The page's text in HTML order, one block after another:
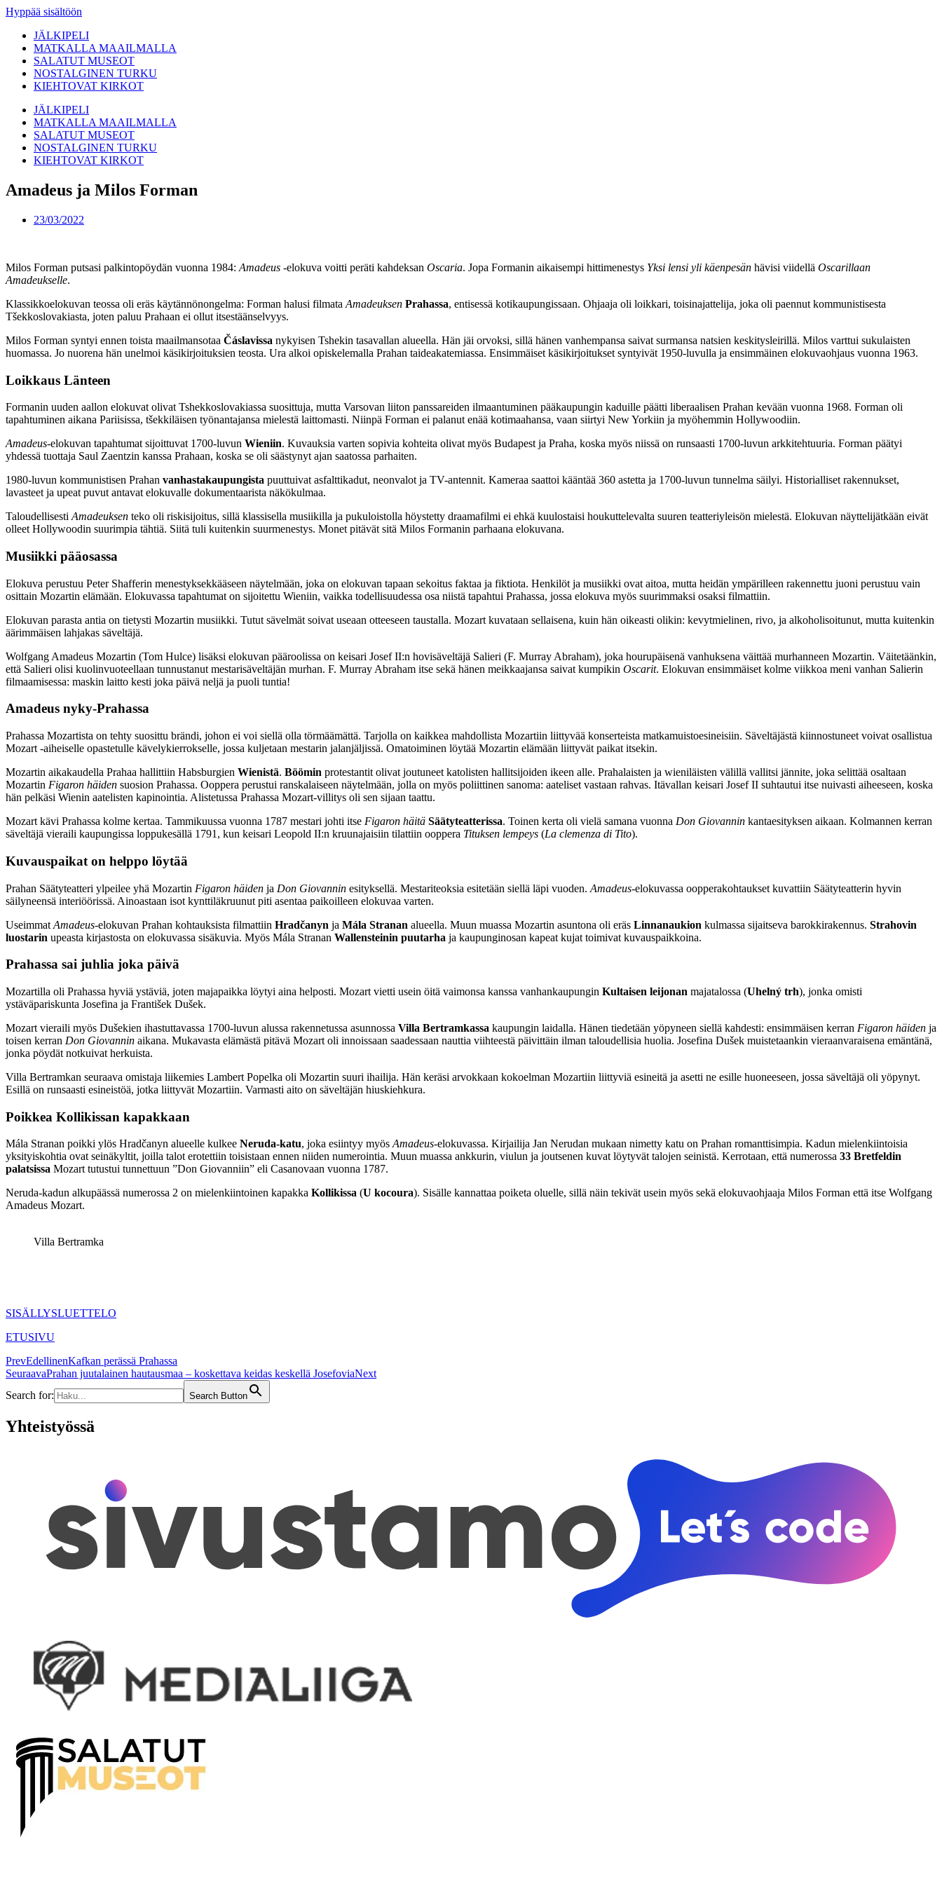
Hyppää sisältöön
JÄLKIPELI
MATKALLA MAAILMALLA
SALATUT MUSEOT
NOSTALGINEN TURKU
KIEHTOVAT KIRKOT
JÄLKIPELI
MATKALLA MAAILMALLA
SALATUT MUSEOT
NOSTALGINEN TURKU
KIEHTOVAT KIRKOT
Amadeus ja Milos Forman
23/03/2022
Milos Forman putsasi palkintopöydän vuonna 1984: Amadeus -elokuva voitti peräti kahdeksan Oscaria. Jopa Formanin aikaisempi hittimenestys Yksi lensi yli käenpesän hävisi viidellä Oscarillaan
Amadeukselle.
Klassikkoelokuvan teossa oli eräs käytännönongelma: Forman halusi filmata Amadeuksen Prahassa, entisessä kotikaupungissaan. Ohjaaja oli loikkari, toisinajattelija, joka oli paennut kommunistisesta
Tšekkoslovakiasta, joten paluu Prahaan ei ollut itsestäänselvyys.
Milos Forman syntyi ennen toista maailmansotaa Čáslavissa nykyisen Tshekin tasavallan alueella. Hän jäi orvoksi, sillä hänen vanhempansa saivat surmansa natsien keskitysleirillä. Milos varttui sukulaisten
huomassa. Jo nuorena hän unelmoi käsikirjoituksien teosta. Ura alkoi opiskelemalla Prahan taideakatemiassa. Ensimmäiset käsikirjoitukset syntyivät 1950-luvulla ja ensimmäinen elokuvaohjaus vuonna 1963.
Loikkaus Länteen
Formanin uuden aallon elokuvat olivat Tshekkoslovakiassa suosittuja, mutta Varsovan liiton panssareiden ilmaantuminen pääkaupungin kaduille päätti liberaalisen Prahan kevään vuonna 1968. Forman oli
tapahtuminen aikana Pariisissa, tšekkiläisen työnantajansa mielestä laittomasti. Niinpä Forman ei palanut enää kotimaahansa, vaan siirtyi New Yorkiin ja myöhemmin Hollywoodiin.
Amadeus-elokuvan tapahtumat sijoittuvat 1700-luvun Wieniin. Kuvauksia varten sopivia kohteita olivat myös Budapest ja Praha, koska myös niissä on runsaasti 1700-luvun arkkitehtuuria. Forman päätyi
yhdessä tuottaja Saul Zaentzin kanssa Prahaan, koska se oli säästynyt ajan saatossa parhaiten.
1980-luvun kommunistisen Prahan vanhastakaupungista puuttuivat asfalttikadut, neonvalot ja TV-antennit. Kameraa saattoi kääntää 360 astetta ja 1700-luvun tunnelma säilyi. Historialliset rakennukset,
lavasteet ja upeat puvut antavat elokuvalle dokumentaarista näkökulmaa.
Taloudellisesti Amadeuksen teko oli riskisijoitus, sillä klassisella musiikilla ja pukuloistolla höystetty draamafilmi ei ehkä kuulostaisi houkuttelevalta suuren teatteriyleisön mielestä. Elokuvan näyttelijätkään eivät
olleet Hollywoodin suurimpia tähtiä. Siitä tuli kuitenkin suurmenestys. Monet pitävät sitä Milos Formanin parhaana elokuvana.
Musiikki pääosassa
Elokuva perustuu Peter Shafferin menestyksekkääseen näytelmään, joka on elokuvan tapaan sekoitus faktaa ja fiktiota. Henkilöt ja musiikki ovat aitoa, mutta heidän ympärilleen rakennettu juoni perustuu vain
osittain Mozartin elämään. Elokuvassa tapahtumat on sijoitettu Wieniin, vaikka todellisuudessa osa niistä tapahtui Prahassa, jossa elokuva myös suurimmaksi osaksi filmattiin.
Elokuvan parasta antia on tietysti Mozartin musiikki. Tutut sävelmät soivat useaan otteeseen taustalla. Mozart kuvataan sellaisena, kuin hän oikeasti olikin: kevytmielinen, rivo, ja alkoholisoitunut, mutta kuitenkin
äärimmäisen lahjakas säveltäjä.
Wolfgang Amadeus Mozartin (Tom Hulce) lisäksi elokuvan pääroolissa on keisari Josef II:n hovisäveltäjä Salieri (F. Murray Abraham), joka hourupäisenä vanhuksena väittää murhanneen Mozartin. Väitetäänkin,
että Salieri olisi kuolinvuoteellaan tunnustanut mestarisäveltäjän murhan. F. Murray Abraham itse sekä hänen meikkaajansa saivat kumpikin Oscarit. Elokuvan ensimmäiset kolme viikkoa meni vanhan Salierin
filmaamisessa: maskin laitto kesti joka päivä neljä ja puoli tuntia!
Amadeus nyky-Prahassa
Prahassa Mozartista on tehty suosittu brändi, johon ei voi siellä olla törmäämättä. Tarjolla on kaikkea mahdollista Mozartiin liittyvää konserteista matkamuistoesineisiin. Säveltäjästä kiinnostuneet voivat osallistua
Mozart -aiheiselle opastetulle kävelykierrokselle, jossa kuljetaan mestarin jalanjäljissä. Omatoiminen löytää Mozartin elämään liittyvät paikat itsekin.
Mozartin aikakaudella Prahaa hallittiin Habsburgien Wienistä. Böömin protestantit olivat joutuneet katolisten hallitsijoiden ikeen alle. Prahalaisten ja wieniläisten välillä vallitsi jännite, joka selittää osaltaan
Mozartin Figaron häiden suosion Prahassa. Ooppera perustui ranskalaiseen näytelmään, jolla on myös poliittinen sanoma: aateliset vastaan rahvas. Itävallan keisari Josef II suhtautui itse nuivasti aiheeseen, koska
hän pelkäsi Wienin aatelisten kapinointia. Alistetussa Prahassa Mozart-villitys oli sen sijaan taattu.
Mozart kävi Prahassa kolme kertaa. Tammikuussa vuonna 1787 mestari johti itse Figaron häitä Säätyteatterissa. Toinen kerta oli vielä samana vuonna Don Giovannin kantaesityksen aikaan. Kolmannen kerran
säveltäjä vieraili kaupungissa loppukesällä 1791, kun keisari Leopold II:n kruunajaisiin tilattiin ooppera Tituksen lempeys (La clemenza di Tito).
Kuvauspaikat on helppo löytää
Prahan Säätyteatteri ylpeilee yhä Mozartin Figaron häiden ja Don Giovannin esityksellä. Mestariteoksia esitetään siellä läpi vuoden. Amadeus-elokuvassa oopperakohtaukset kuvattiin Säätyteatterin hyvin
säilyneensä interiöörissä. Ainoastaan isot kynttiläkruunut piti asentaa paikoilleen elokuvaa varten.
Useimmat Amadeus-elokuvan Prahan kohtauksista filmattiin Hradčanyn ja Mála Stranan alueella. Muun muassa Mozartin asuntona oli eräs Linnanaukion kulmassa sijaitseva barokkirakennus. Strahovin
luostarin upeasta kirjastosta on elokuvassa sisäkuvia. Myös Mála Stranan Wallensteinin puutarha ja kaupunginosan kapeat kujat toimivat kuvauspaikkoina.
Prahassa sai juhlia joka päivä
Mozartilla oli Prahassa hyviä ystäviä, joten majapaikka löytyi aina helposti. Mozart vietti usein öitä vaimonsa kanssa vanhankaupungin Kultaisen leijonan majatalossa (Uhelný trh), jonka omisti
ystäväpariskunta Josefina ja František Dušek.
Mozart vieraili myös Dušekien ihastuttavassa 1700-luvun alussa rakennetussa asunnossa Villa Bertramkassa kaupungin laidalla. Hänen tiedetään yöpyneen siellä kahdesti: ensimmäisen kerran Figaron häiden ja
toisen kerran Don Giovannin aikana. Mukavasta elämästä pitävä Mozart oli innoissaan saadessaan nauttia viihteestä päivittäin ilman taloudellisia huolia. Josefina Dušek muistetaankin vieraanvaraisena emäntänä,
jonka pöydät notkuivat herkuista.
Villa Bertramkan seuraava omistaja liikemies Lambert Popelka oli Mozartin suuri ihailija. Hän keräsi arvokkaan kokoelman Mozartiin liittyviä esineitä ja asetti ne esille huoneeseen, jossa säveltäjä oli yöpynyt.
Esillä on runsaasti esineistöä, jotka liittyvät Mozartiin. Varmasti aito on säveltäjän hiuskiehkura.
Poikkea Kollikissan kapakkaan
Mála Stranan poikki ylös Hradčanyn alueelle kulkee Neruda-katu, joka esiintyy myösAmadeus-elokuvassa. Kirjailija Jan Nerudan mukaan nimetty katu on Prahan romanttisimpia. Kadun mielenkiintoisia
yksityiskohtia ovat seinäkyltit, joilla talot erotettiin toisistaan ennen niiden numerointia. Muun muassa ankkurin, viulun ja joutsenen kuvat löytyvät talojen seinistä. Kerrotaan, että numerossa 33 Bretfeldin
palatsissa Mozart tutustui tunnettuun ”Don Giovanniin” eli Casanovaan vuonna 1787.
Neruda-kadun alkupäässä numerossa 2 on mielenkiintoinen kapakka Kollikissa (U kocoura). Sisälle kannattaa poiketa oluelle, sillä näin tekivät usein myös sekä elokuvaohjaaja Milos Forman että itse Wolfgang
Amadeus Mozart.
Villa Bertramka
SISÄLLYSLUETTELO
ETUSIVU
PrevEdellinenKafkan perässä Prahassa
SeuraavaPrahan juutalainen hautausmaa – koskettava keidas keskellä JosefoviaNext
Search for:
Search Button
Yhteistyössä